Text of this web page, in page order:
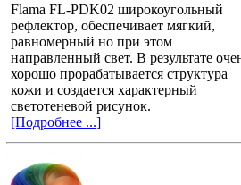
Flama FL-PDK02 широкоугольный
рефлектор, обеспечивает мягкий,
равномерный но при этом
направленный свет. В результате
хорошо прорабатывается структура
кожи и создается характерный
светотеневой рисунок.
[Подробнее ...]